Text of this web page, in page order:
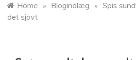
Home » Blogindlæg » Spis
det sjovt